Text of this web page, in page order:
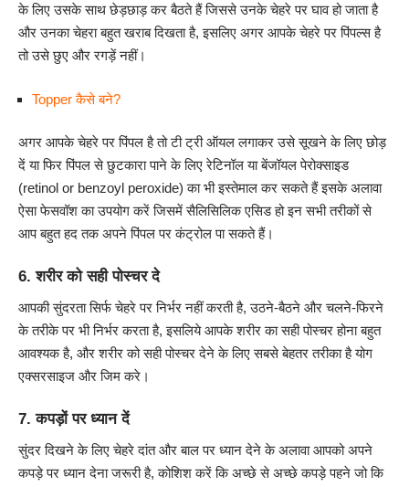
के लिए उसके साथ छेड़छाड़ कर बैठते हैं जिससे उनके चेहरे पर घाव हो जाता है
और उनका चेहरा बहुत खराब दिखता है, इसलिए अगर आपके चेहरे पर पिंपल्स है
तो उसे छुए और रगड़ें नहीं।
Topper कैसे बने?
अगर आपके चेहरे पर पिंपल है तो टी ट्री ऑयल लगाकर उसे सूखने के लिए छोड़
दें या फिर पिंपल से छुटकारा पाने के लिए रेटिनॉल या बेंजॉयल पेरोक्साइड
(retinol or benzoyl peroxide) का भी इस्तेमाल कर सकते हैं इसके अलावा
ऐसा फेसवॉश का उपयोग करें जिसमें सैलिसिलिक एसिड हो इन सभी तरीकों से
आप बहुत हद तक अपने पिंपल पर कंट्रोल पा सकते हैं।
6. शरीर को सही पोस्चर दे
आपकी सुंदरता सिर्फ चेहरे पर निर्भर नहीं करती है, उठने-बैठने और चलने-फिरने
के तरीके पर भी निर्भर करता है, इसलिये आपके शरीर का सही पोस्चर होना बहुत
आवश्यक है, और शरीर को सही पोस्चर देने के लिए सबसे बेहतर तरीका है योग
एक्सरसाइज और जिम करे।
7. कपड़ों पर ध्यान दें
सुंदर दिखने के लिए चेहरे दांत और बाल पर ध्यान देने के अलावा आपको अपने
कपड़े पर ध्यान देना जरूरी है, कोशिश करें कि अच्छे से अच्छे कपड़े पहने जो कि